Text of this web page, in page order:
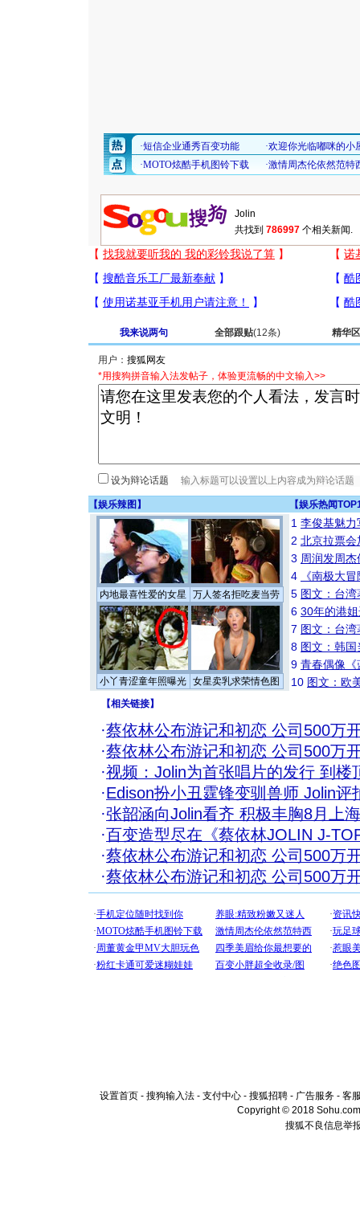
共找到 786997 个相关新闻.
我来说两句 全部跟贴(12条) 精华区
用户：
*用搜狗拼音输入法发帖子，体验更流畅的中文输入>>
设为辩论话题
【娱乐辣图 】 【娱乐热闻
内地最喜性爱的女星 万人签名拒吃麦当劳
小丫青涩童年照曝光 女星卖乳求荣情色图
1 李俊基魅力
2 北京拉票
3 周润发周
4
《南极大
5 图文：台
6 30年的港
7 图文：台
8 图文：韩
9 青春偶像《
10 图文：欧
【相关链接】
·蔡依林公布游记和初恋 公司500万
·蔡依林公布游记和初恋 公司500万
·视频：Jolin为首张唱片的发行 到楼
·Edison扮小丑霆锋变驯兽师 Jolin评
·张韶涵向Jolin看齐 积极丰胸8月上
·百变造型尽在《蔡依林JOLIN J-
·蔡依林公布游记和初恋 公司500万
·蔡依林公布游记和初恋 公司500万
设置首页 - 搜狗输入法 - 支付中心 - 搜狐招聘 - 广告服务 - 客
Copyright © 2018
搜狐不良信息举